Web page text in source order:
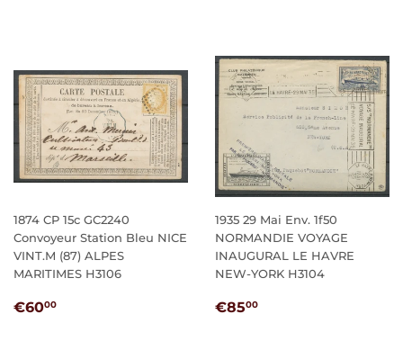
1874 CP 15c GC2240
Convoyeur Station Bleu NICE
VINT.M (87) ALPES
MARITIMES H3106
PRIX
€6000
1935 29 Mai Env. 1f50
NORMANDIE VOYAGE
INAUGURAL LE HAVRE
NEW-YORK H3104
PRIX
€8500